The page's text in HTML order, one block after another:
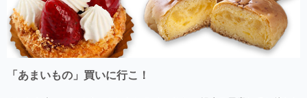
「あまいもの」買いに行こ！